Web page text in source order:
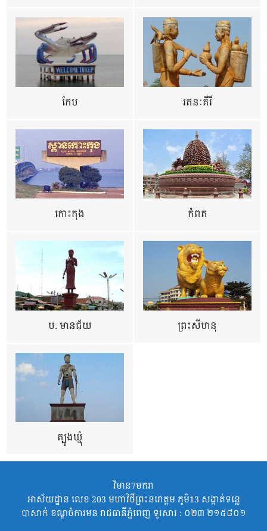
កែប រតនៈគីរី
កោះកុង កំពត
ប. មានជ័យ ព្រះសីហនុ
ត្បូងឃ្មុំ
វិមាន7មករា
អាស័យដ្ឋាន លេខ 203 មហាវិថីព្រះនរោត្តម ភូមិ13 សង្កាត់ទន្លេ
បាសាក់ ខណ្ឌចំការមន រាជធានីភ្នំពេញ ទូរសារ : ០២៣ ២១៥៨០១